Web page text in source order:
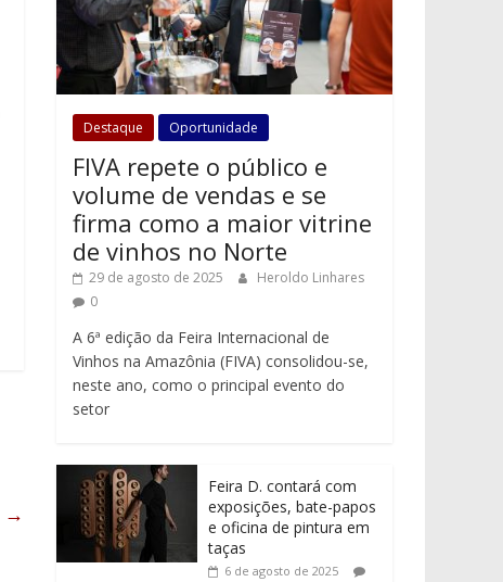
→
Destaque Oportunidade
FIVA repete o público e
volume de vendas e se
firma como a maior vitrine
de vinhos no Norte
29 de agosto de 2025
Heroldo Linhares
0
A 6ª edição da Feira Internacional de
Vinhos na Amazônia (FIVA) consolidou-se,
neste ano, como o principal evento do
setor
Feira D. contará com
exposições, bate-papos
e oficina de pintura em
taças
6 de agosto de 2025